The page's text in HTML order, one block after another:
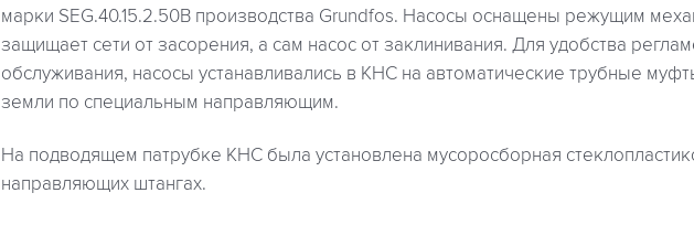
марки SEG.40.15.2.50B производства Grundfos. Насосы оснащены режущим
защищает сети от засорения, а сам насос от заклинивания. Для удобства
обслуживания, насосы устанавливались в КНС на автоматические трубные
земли по специальным направляющим.
На подводящем патрубке КНС была установлена мусоросборная
направляющих штангах.